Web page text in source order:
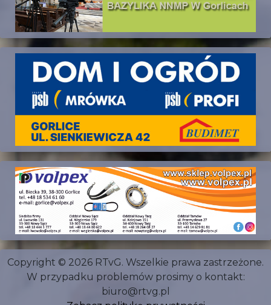
Copyright © 2026 RTvG. Wszelkie prawa zastrzeżone.
W przypadku problemów prosimy o kontakt:
biuro@rtvg.pl